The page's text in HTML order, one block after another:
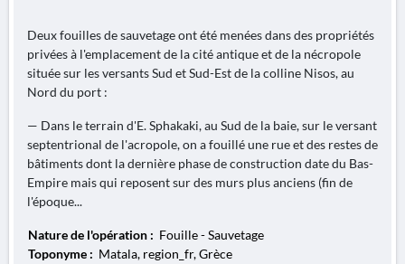
Deux fouilles de sauvetage ont été menées dans des propriétés
privées à l'emplacement de la cité antique et de la nécropole
située sur les versants Sud et Sud-Est de la colline Nisos, au
Nord du port :
— Dans le terrain d'E. Sphakaki, au Sud de la baie, sur le versant
septentrional de l'acropole, on a fouillé une rue et des restes de
bâtiments dont la dernière phase de construction date du Bas-
Empire mais qui reposent sur des murs plus anciens (fin de
l'époque...
Nature de l'opération : Fouille - Sauvetage
Toponyme : Matala, region_fr, Grèce